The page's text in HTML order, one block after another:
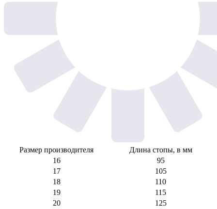
Размер производителя
Длина стопы, в мм
16
95
17
105
18
110
19
115
20
125